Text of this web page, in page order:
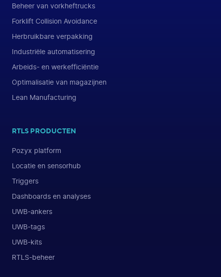
Beheer van vorkheftrucks
Forklift Collision Avoidance
Herbruikbare verpakking
Industriële automatisering
Arbeids- en werkefficiëntie
Optimalisatie van magazijnen
Lean Manufacturing
RTLS PRODUCTEN
Pozyx platform
Locatie en sensorhub
Triggers
Dashboards en analyses
UWB-ankers
UWB-tags
UWB-kits
RTLS-beheer